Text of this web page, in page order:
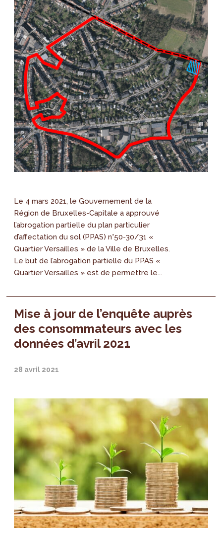
Le 4 mars 2021, le Gouvernement de la
Région de Bruxelles-Capitale a approuvé
l’abrogation partielle du plan particulier
d’affectation du sol (PPAS) n°50-30/31 «
Quartier Versailles » de la Ville de Bruxelles.
Le but de l’abrogation partielle du PPAS «
Quartier Versailles » est de permettre le...
Mise à jour de l’enquête auprès
des consommateurs avec les
données d’avril 2021
28 avril 2021